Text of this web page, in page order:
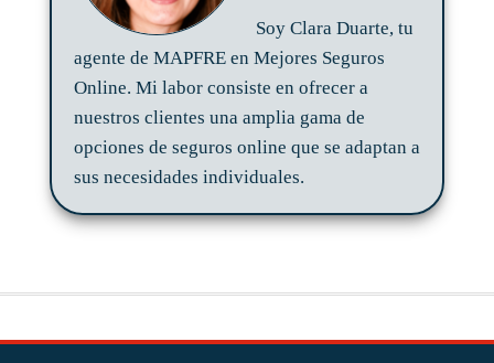
Soy Clara Duarte, tu
agente de MAPFRE en Mejores Seguros
Online. Mi labor consiste en ofrecer a
nuestros clientes una amplia gama de
opciones de seguros online que se adaptan a
sus necesidades individuales.